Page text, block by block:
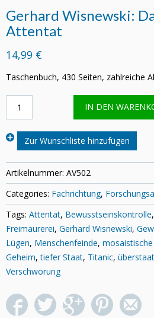
Gerhard Wisnewski:
Attentat
14,99 €
Taschenbuch, 430 Seiten, zahlreiche
Wisnewski:
Titanic-
Attentat
IN DEN
Zur Wunschliste hinzufügen
Artikelnummer: AV502
Categories: Fachrichtung,
Tags: Attentat, Bewusstseinskontrolle,
Freimaurerei, Gerhard Wisnewski,
Lügen, Menschenfeinde,
Geheim,tiefer Staat, Titanic,
Verschwörung